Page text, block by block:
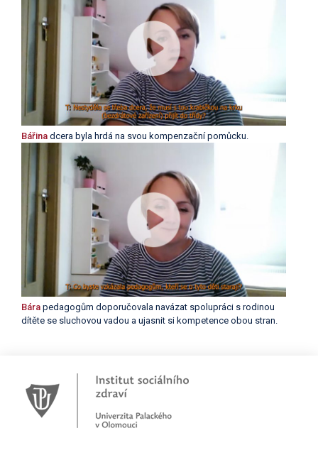
Bářina dcera byla hrdá na svou kompenzační pomůcku.
Bára pedagogům doporučovala navázat spolupráci s rodinou
dítěte se sluchovou vadou a ujasnit si kompetence obou stran.